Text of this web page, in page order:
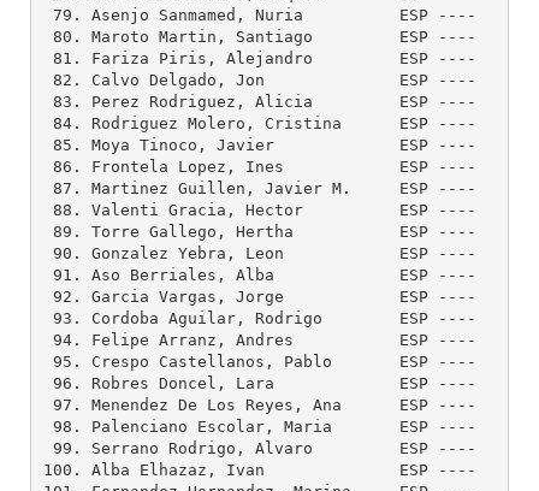
79. Asenjo Sanmamed, Nuria          ESP ----
80. Maroto Martin, Santiago         ESP ----
81. Fariza Piris, Alejandro         ESP ----
82. Calvo Delgado, Jon              ESP ----
83. Perez Rodriguez, Alicia         ESP ----
84. Rodriguez Molero, Cristina      ESP ----
85. Moya Tinoco, Javier             ESP ----
86. Frontela Lopez, Ines            ESP ----
87. Martinez Guillen, Javier M.     ESP ----
88. Valenti Gracia, Hector          ESP ----
89. Torre Gallego, Hertha           ESP ----
90. Gonzalez Yebra, Leon            ESP ----
91. Aso Berriales, Alba             ESP ----
92. Garcia Vargas, Jorge            ESP ----
93. Cordoba Aguilar, Rodrigo        ESP ----
94. Felipe Arranz, Andres           ESP ----
95. Crespo Castellanos, Pablo       ESP ----
96. Robres Doncel, Lara             ESP ----
97. Menendez De Los Reyes, Ana      ESP ----
98. Palenciano Escolar, Maria       ESP ----
99. Serrano Rodrigo, Alvaro         ESP ----
100. Alba Elhazaz, Ivan              ESP ----